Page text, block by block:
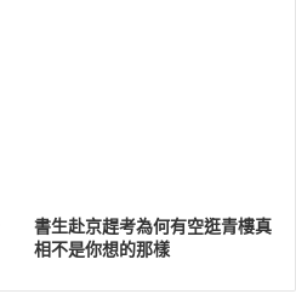
書生赴京趕考為何有空逛青樓真
相不是你想的那樣